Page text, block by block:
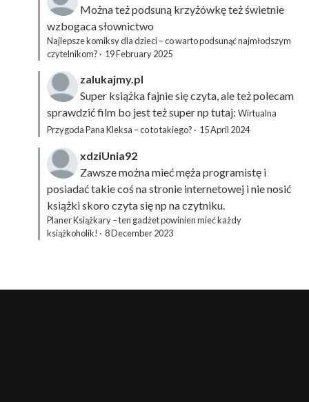
Można też podsuną krzyżówkęteż świetnie
wzbogaca słownictwo
Najlepsze komiksy dla dzieci – co warto podsunąć najmłodszym
czytelnikom? · 19 February 2025
zalukajmy.pl
Super książka fajnie się czyta, ale też polecam
sprawdzić film bo jest też super np tutaj: Wirtualna
Przygoda Pana Kleksa – co to takiego? · 15 April 2024
xdziUnia92
Zawsze można mieć męża programistę i
posiadać takie coś na stronie internetowej i nie nosić
książki skoro czyta się np na czytniku.
Planer Książkary – ten gadżet powinien mieć każdy
książkoholik! · 8 December 2023